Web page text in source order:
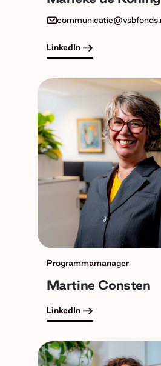
LinkedIn
Programmamanager
Martine Consten
LinkedIn